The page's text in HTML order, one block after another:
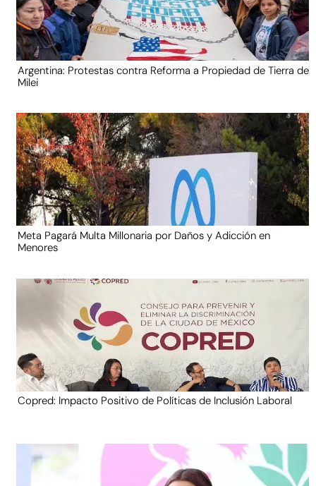
Argentina: Protestas contra Reforma a Propiedad de Tierra de
Milei
Meta Pagará Multa Millonaria por Daños y Adicción en
Menores
Copred: Impacto Positivo de Políticas de Inclusión Laboral